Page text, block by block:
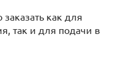
как для
так и для подачи в